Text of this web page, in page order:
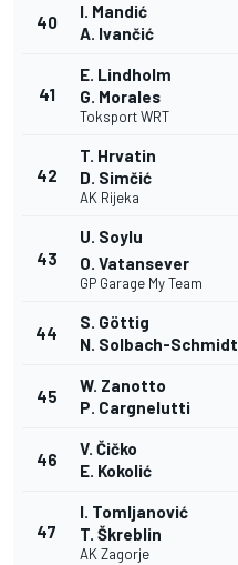
40
I. Mandić
A. Ivančić
41
E. Lindholm
G. Morales
Toksport WRT
42
T. Hrvatin
D. Simčić
AK Rijeka
43
U. Soylu
O. Vatansever
GP Garage My Team
44
S. Göttig
N. Solbach-Schmidt
45
W. Zanotto
P. Cargnelutti
46
V. Čičko
E. Kokolić
47
I. Tomljanović
T. Škreblin
AK Zagorje